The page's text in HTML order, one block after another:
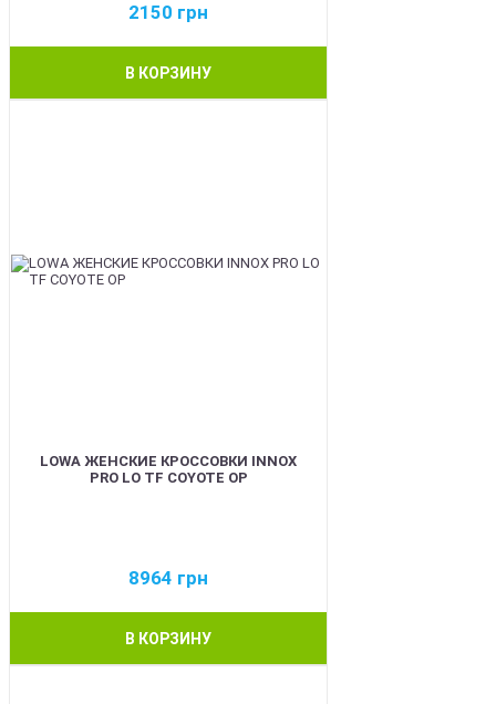
2150 грн
В КОРЗИНУ
LOWA ЖЕНСКИЕ КРОССОВКИ INNOX
PRO LO TF COYOTE OP
8964 грн
В КОРЗИНУ